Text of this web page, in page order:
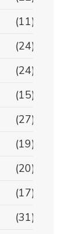
(11)
(24)
(24)
(15)
(27)
(19)
(20)
(17)
(31)